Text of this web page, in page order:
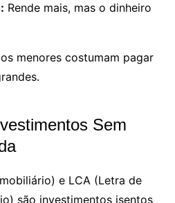
Rende mais, mas o dinheiro
menores costumam pagar
Sem
e LCA (Letra de
são investimentos isentos